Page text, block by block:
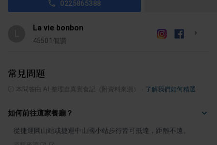
0225865388
La vie bonbon
45501 個讚
常見問題
本問答由 AI 整理自真實食記（附資料來源） 了解我們如何精選
如何前往這家餐廳？
從捷運圓山站或捷運中山國小站步行皆可抵達，距離不遠。